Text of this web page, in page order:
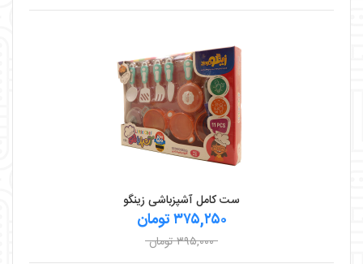
ست کامل آشپزباشی زینگو
۳۷۵,۲۵۰ تومان
۳۹۵,۰۰۰ تومان